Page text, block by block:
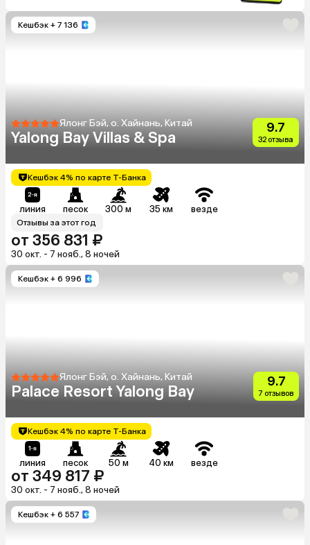
Кешбэк + 7 136
Ялонг Бэй, о. Хайнань, Китай
Yalong Bay Villas & Spa
9.7
32 отзыва
Кешбэк 4% по карте Т-Банка
линия песок 300 м 35 км везде
Отзывы за этот год
от 356 831 ₽
30 окт. - 7 нояб., 8 ночей
Кешбэк + 6 996
Ялонг Бэй, о. Хайнань, Китай
Palace Resort Yalong Bay
9.7
7 отзывов
Кешбэк 4% по карте Т-Банка
линия песок 50 м 40 км везде
от 349 817 ₽
30 окт. - 7 нояб., 8 ночей
Кешбэк + 6 557